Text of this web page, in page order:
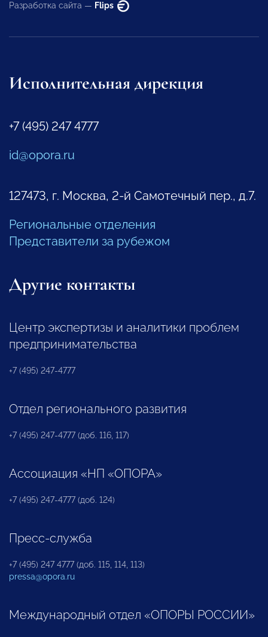
Разработка сайта — Flips
Исполнительная дирекция
+7 (495) 247 4777
id@opora.ru
127473, г. Москва, 2-й Самотечный пер., д.7.
Региональные отделения
Представители за рубежом
Другие контакты
Центр экспертизы и аналитики проблем
предпринимательства
+7 (495) 247-4777
Отдел регионального развития
+7 (495) 247-4777 (доб. 116, 117)
Ассоциация «НП «ОПОРА»
+7 (495) 247-4777 (доб. 124)
Пресс-служба
+7 (495) 247 4777 (доб. 115, 114, 113)
pressa@opora.ru
Международный отдел «ОПОРЫ РОССИИ»